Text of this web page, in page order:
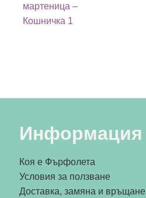
мартеница –
Кошничка 1
Информация
Коя е Фърфолета
Условия за ползване
Доставка, замяна и връщане